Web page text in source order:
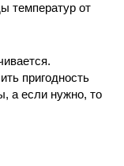
температур от
пригодность
а если нужно, то